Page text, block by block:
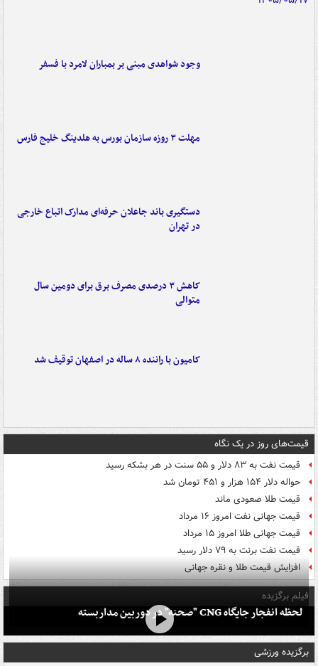
وجود شواهدی مبنی بر بمباران لامرد با فسفر
مهلت ۳ روزه سازمان بورس به هلدینگ خلیج فارس
دستگیری باند جاعلان حرفه‌ای مدارک اتباع خارجی
در تهران
کاهش ۳ درصدی مصرف برق برای دومین سال
متوالی
کامیون با راننده ۸ ساله در اصفهان توقیف شد
قیمت‌های روز در یک نگاه
قیمت نفت به ۸۳ دلار و ۵۵ سنت در هر بشکه رسید
حواله دلار ۱۵۴ هزار و ۴۵۱ تومان شد
قیمت طلا صعودی ماند
قیمت جهانی نفت امروز ۱۶ مرداد
قیمت جهانی طلا امروز ۱۵ مرداد
قیمت نفت برنت به ۷۹ دلار رسید
افزایش قیمت طلا و نقره جهانی
فیلم برگزیده
لحظه انفجار جایگاه CNG "صحنه" در دوربین مداربسته
برگزیده ورزشی